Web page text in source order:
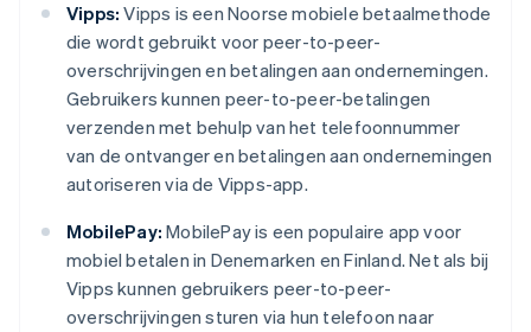
Vipps: Vipps is een Noorse mobiele betaalmethode
die wordt gebruikt voor peer-to-peer-
overschrijvingen en betalingen aan ondernemingen.
Gebruikers kunnen peer-to-peer-betalingen
verzenden met behulp van het telefoonnummer
van de ontvanger en betalingen aan ondernemingen
autoriseren via de Vipps-app.
MobilePay: MobilePay is een populaire app voor
mobiel betalen in Denemarken en Finland. Net als bij
Vipps kunnen gebruikers peer-to-peer-
overschrijvingen sturen via hun telefoon naar